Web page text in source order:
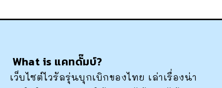
What is แคทดั๊มบ์?
เว็บไซต์ไวรัลรุ่นบุกเบิกของไทย เล่าเรื่องน่า